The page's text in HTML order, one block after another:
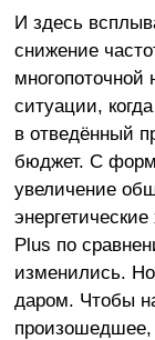
И здесь
снижение
многопоточной
ситуации,
в отведённый
бюджет. С
увеличение
Plus по
изменились.
даром. Чтобы